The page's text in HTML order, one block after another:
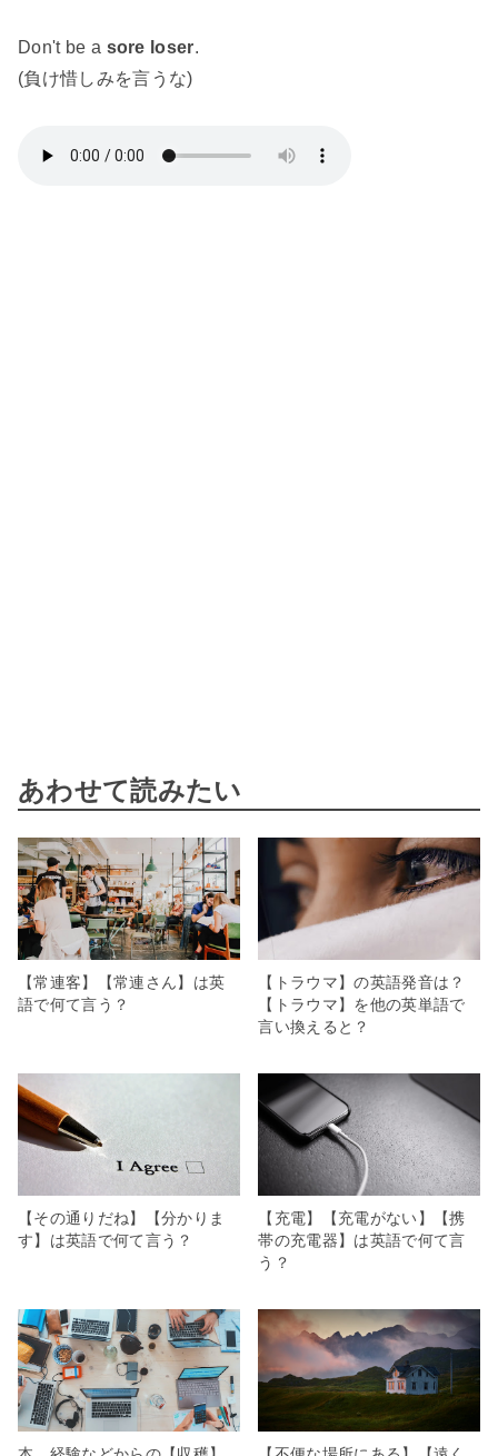
Don't be a sore loser.
(負け惜しみを言うな)
あわせて読みたい
【常連客】【常連さん】は英
語で何て言う？
【トラウマ】の英語発音は？
【トラウマ】を他の英単語で
言い換えると？
【その通りだね】【分かりま
す】は英語で何て言う？
【充電】【充電がない】【携
帯の充電器】は英語で何て言
う？